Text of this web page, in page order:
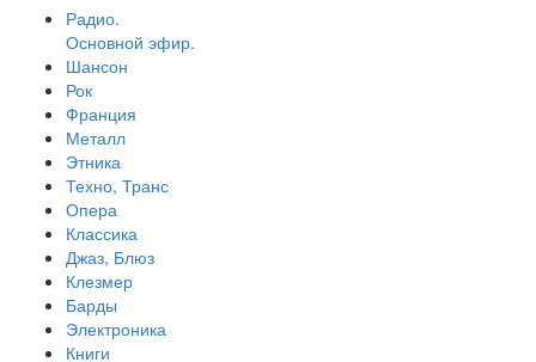
Радио.
Основной эфир.
Шансон
Рок
Франция
Металл
Этника
Техно, Транс
Опера
Классика
Джаз, Блюз
Клезмер
Барды
Электроника
Книги